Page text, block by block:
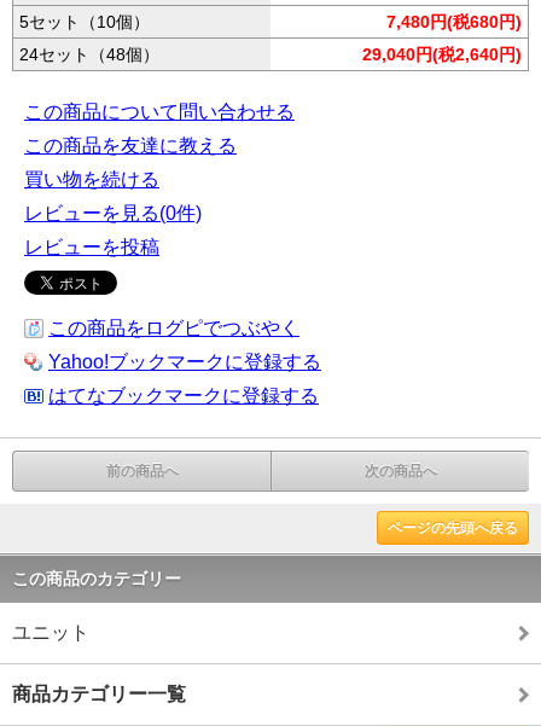
5セット（10個）
7,480円(税680円)
24セット（48個）
29,040円(税2,640円)
この商品について問い合わせる
この商品を友達に教える
買い物を続ける
レビューを見る(0件)
レビューを投稿
この商品をログピでつぶやく
Yahoo!ブックマークに登録する
はてなブックマークに登録する
前の商品へ 次の商品へ
ページの先頭へ戻る
この商品のカテゴリー
ユニット
商品カテゴリー一覧